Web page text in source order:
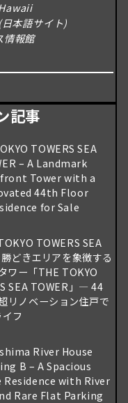
本語サイト)
情報館
記事
TOWERS SEA
– A Landmark
Tower with a
44th Floor
for Sale
TOWERS SEA
どきエリアを象徴する
ワー「THE TOKYO
SEA TOWER」― 44
リノベーション住戸で
フ
River House
B – A Spacious
Residence with River
Rare Flat Parking